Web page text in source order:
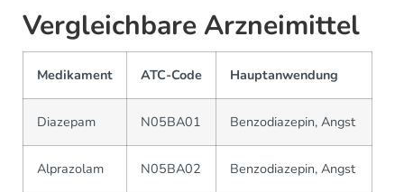
Vergleichbare Arzneimittel
Medikament ATC-Code Hauptanwendung
Diazepam N05BA01 Benzodiazepin, Angst
Alprazolam N05BA02 Benzodiazepin, Angst